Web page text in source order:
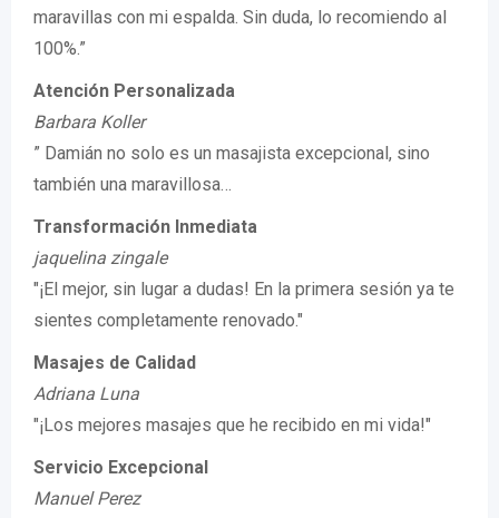
maravillas con mi espalda. Sin duda, lo recomiendo al
100%.”
Atención Personalizada
Barbara Koller
” Damián no solo es un masajista excepcional, sino
también una maravillosa…
Transformación Inmediata
jaquelina zingale
"¡El mejor, sin lugar a dudas! En la primera sesión ya te
sientes completamente renovado."
Masajes de Calidad
Adriana Luna
"¡Los mejores masajes que he recibido en mi vida!"
Servicio Excepcional
Manuel Perez